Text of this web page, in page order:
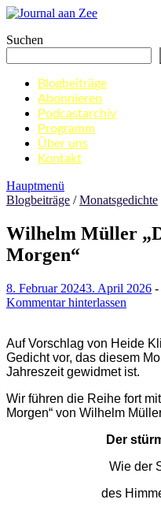
Zum
springen
Journal aan Zee
Suchen
Blogbeiträge
Abonnieren
Podcastarchiv
Programm
Über uns
Kontakt
Hauptmenü
Blogbeiträge /Monatsgedichte
Wilhelm Müller
Morgen“
8. Februar 20243. April 2026 -
Kommentar hinterlassen
Auf Vorschlag von Heide
Gedicht vor, das diesem
Jahreszeit gewidmet ist.
Wir führen die Reihe fort
Morgen“ von Wilhelm
Der
Wie der
des